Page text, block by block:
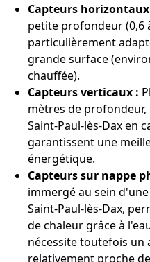
Capteurs
petite profondeur (0,6
particulièrement
grande surface
chauffée).
Capteurs verticaux :
mètres de
Saint-Paul-lès-Dax en
garantissent une
énergétique.
Capteurs sur nappe
immergé au sein
Saint-Paul-lès-Dax,
de chaleur grâce à
nécessite toutefois un
relativement proche